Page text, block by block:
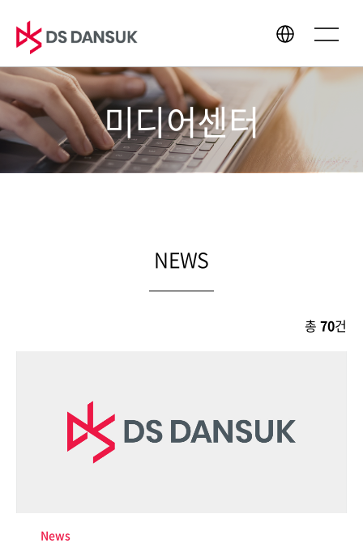
회사소개
CEO 인사말
사업영역
바이오에너지
브로슈어
미디어센터
NEWS
총 70건
News